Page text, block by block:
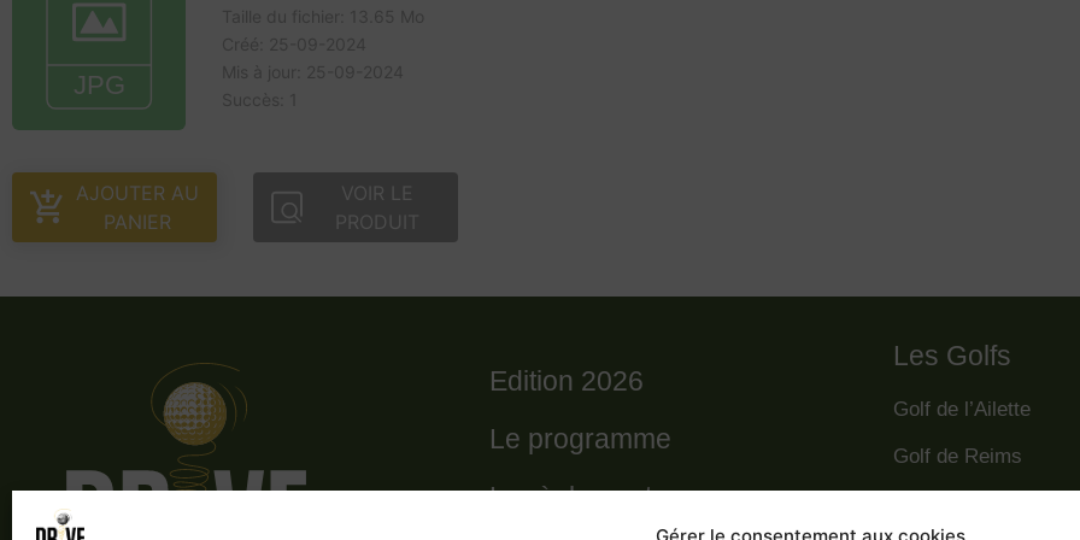
AJOUTER AU
PANIER
VOIR LE
PRODUIT
Edition 2026
Le programme
Le règlement
Les Golfs
Golf de l’Ailette
Golf de Reims